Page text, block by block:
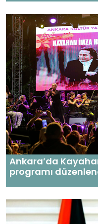
Ankara’da
programı